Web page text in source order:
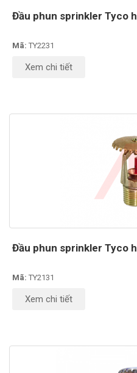
Đầu phun sprinkler Tyco
Mã: TY2231
Xem chi tiết
Đầu phun sprinkler Tyco
Mã: TY2131
Xem chi tiết